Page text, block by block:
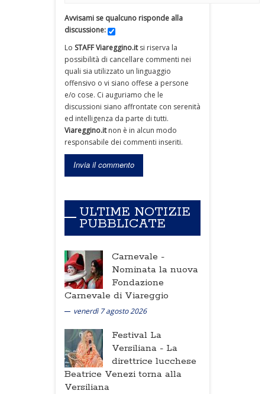
Avvisami se qualcuno risponde alla
discussione:
Lo STAFF Viareggino.itsi riserva la
possibilità di cancellare commenti nei
quali sia utilizzato un linguaggio
offensivo o vi siano offese a persone
e/o cose. Ci auguriamo che le
discussioni siano affrontate con serenità
ed intelligenza da parte di tutti.
Viareggino.itnon è in alcun modo
responsabile dei commenti inseriti.
ULTIME NOTIZIE
PUBBLICATE
Carnevale -
Nominata la nuova
Fondazione
Carnevale di Viareggio
venerdì 7 agosto 2026
Festival La
Versiliana - La
direttrice lucchese
Beatrice Venezi torna alla
Versiliana